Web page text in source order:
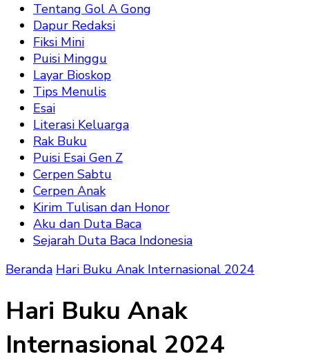
Tentang Gol A Gong
Dapur Redaksi
Fiksi Mini
Puisi Minggu
Layar Bioskop
Tips Menulis
Esai
Literasi Keluarga
Rak Buku
Puisi Esai Gen Z
Cerpen Sabtu
Cerpen Anak
Kirim Tulisan dan Honor
Aku dan Duta Baca
Sejarah Duta Baca Indonesia
Beranda Hari Buku Anak Internasional 2024
Hari Buku Anak
Internasional 2024